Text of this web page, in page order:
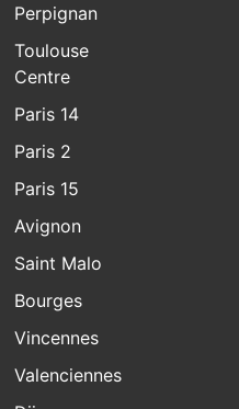
Perpignan
Toulouse
Centre
Paris 14
Paris 2
Paris 15
Avignon
Saint Malo
Bourges
Vincennes
Valenciennes